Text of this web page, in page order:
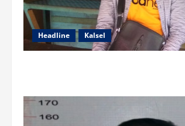
Headline Kalsel